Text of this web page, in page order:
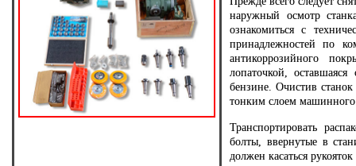
наружный осмотр
ознакомиться с
принадлежностей по
антикоррозийного
лопаточкой,
бензине. Очистив
тонким слоем
Транспортировать
болты, ввернутые в
должен касаться